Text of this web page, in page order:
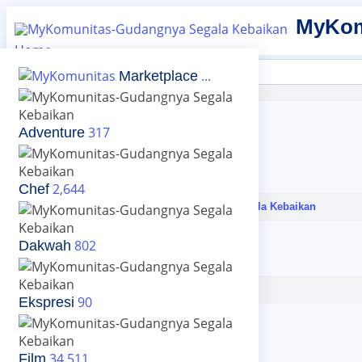
Home
Select Language
+Posting Ayoo Login
Login
Email
Password
Login dengan
Close Login
Daftar
Nama
Marketplace ...
Adventure 317
Chef 2,644
Dakwah 802
Ekspresi 90
Film